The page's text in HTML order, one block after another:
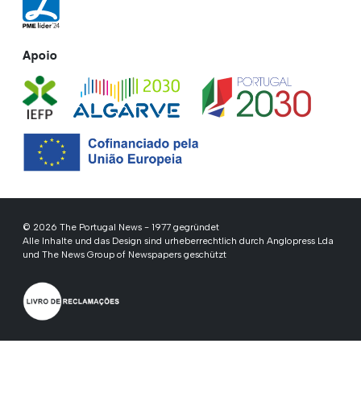
Apoio
© 2026 The Portugal News - 1977 gegründet
Alle Inhalte und das Design sind urheberrechtlich durch Anglopress Lda
und The News Group of Newspapers geschützt